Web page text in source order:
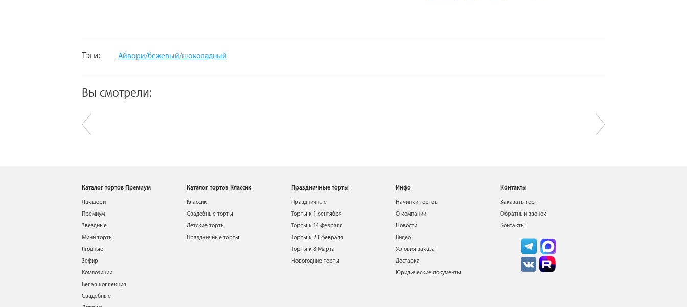
Тэги: Айвори/бежевый/шоколадный
Вы смотрели:
Каталог тортов Премиум
Лакшери
Премиум
Звездные
Мини торты
Ягодные
Зефир
Композиции
Белая коллекция
Свадебные
Каталог тортов Классик
Классик
Свадебные торты
Детские торты
Праздничные торты
Праздничные торты
Праздничные
Торты к 1 сентября
Торты к 14 февраля
Торты к 23 февраля
Торты к 8 Марта
Новогодние торты
Инфо
Начинки тортов
О компании
Новости
Видео
Условия заказа
Доставка
Юридические документы
Контакты
Заказать торт
Обратный звонок
Контакты